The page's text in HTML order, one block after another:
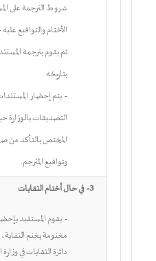
شروط الترجمة على
الأختام والتواقيع
ثم يقوم بترجمة المستند
بتاريخه.
- يتم إحضار المستندات
التصديقات بالوزارة
المختص بالتأكد من
وتواقيع المترجم.
في حالأختام النقابات
- يقوم المستفيد بإحضار
مختومة بختم النقابة،
دائرة النقابات في وزارة